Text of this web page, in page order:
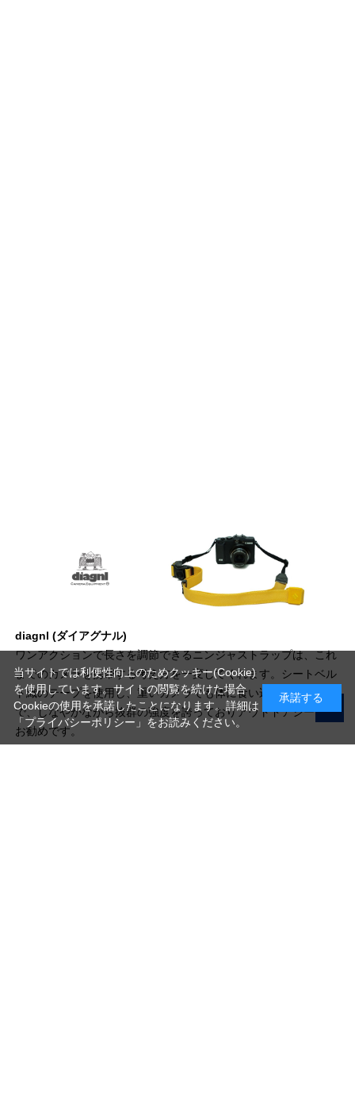
diagnl (ダイアグナル)
ワンアクションで長さを調節できるニンジャストラップは、これ
までのカメラを携帯する考え方を一変してくれます。シートベル
ト織のテープを使用し、重いカメラでも体に食い込む事がないの
で、しなやかながら抜群の強度を誇っておりアウトドアシーンに
お勧めです。
当サイトでは利便性向上のためクッキー(Cookie)
を使用しています。サイトの閲覧を続けた場合
Cookieの使用を承諾したことになります。詳細は
「プライバシーポリシー」 をお読みください。
承諾する